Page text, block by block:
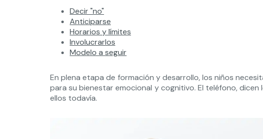
Decir "no"
Anticiparse
Horarios y límites
Involucrarlos
Modelo a seguir
En plena etapa de formación y desarrollo, los niños
para su bienestar emocional y cognitivo. El teléfono,
ellos todavía.